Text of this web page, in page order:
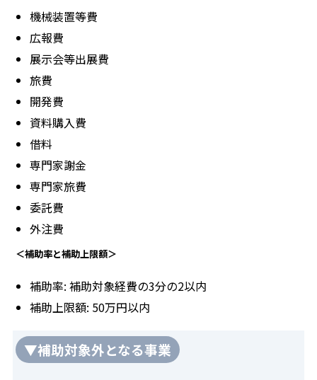
機械装置等費
広報費
展示会等出展費
旅費
開発費
資料購入費
借料
専門家謝金
専門家旅費
委託費
外注費
＜補助率と補助上限額＞
補助率: 補助対象経費の3分の2以内
補助上限額: 50万円以内
▼補助対象外となる事業